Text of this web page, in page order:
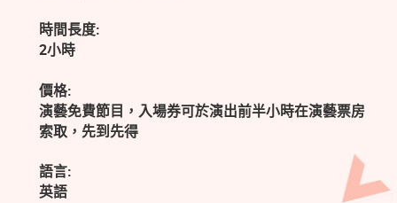
時間長度:
2小時
價格:
演藝免費節目，入場券可於演出前半小時在演藝票房
索取，先到先得
語言:
英語